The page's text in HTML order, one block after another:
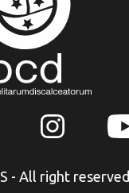
- All right reserved